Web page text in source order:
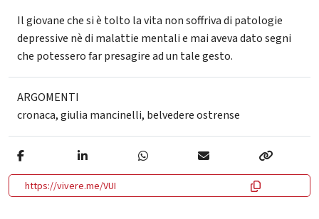
Il giovane che si è tolto la vita non soffriva di patologie
depressive nè di malattie mentali e mai aveva dato segni
che potessero far presagire ad un tale gesto.
ARGOMENTI
cronaca,giulia mancinelli, belvedere ostrense
https://vivere.me/VUI